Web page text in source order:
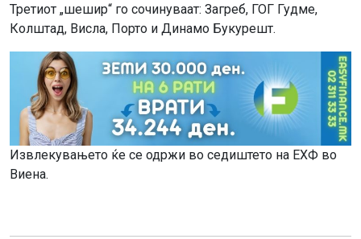
Третиот „шешир“ го сочинуваат: Загреб, ГОГ Гудме,
Колштад, Висла, Порто и Динамо Букурешт.
Извлекувањето ќе се одржи во седиштето на ЕХФ во
Виена.